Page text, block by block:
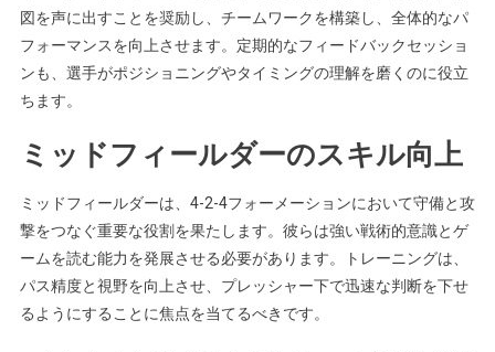
図を声に出すことを奨励し、チームワークを構築し、全体的なパ
フォーマンスを向上させます。定期的なフィードバックセッショ
ンも、選手がポジショニングやタイミングの理解を磨くのに役立
ちます。
ミッドフィールダーのスキル向上
ミッドフィールダーは、4-2-4フォーメーションにおいて守備と攻
撃をつなぐ重要な役割を果たします。彼らは強い戦術的意識とゲ
ームを読む能力を発展させる必要があります。トレーニングは、
パス精度と視野を向上させ、プレッシャー下で迅速な判断を下せ
るようにすることに焦点を当てるべきです。